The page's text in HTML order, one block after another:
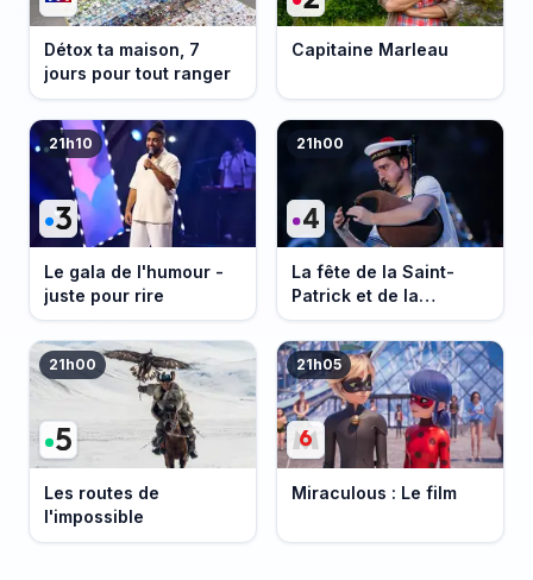
Détox ta maison, 7
jours pour tout ranger
Capitaine Marleau
21h10
Le gala de l'humour -
juste pour rire
21h00
La fête de la Saint-
Patrick et de la
Bretagne
21h00
Les routes de
l'impossible
21h05
Miraculous : Le film